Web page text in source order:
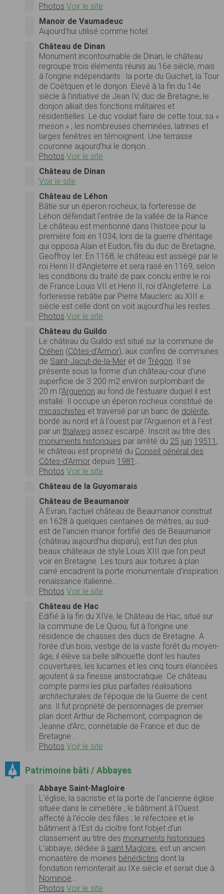
Photos Voir le site
Manoir de Vaumadeuc
Aujourd'hui utilisé comme hotel.
Château de Dinan
Monument incontournable de Dinan, le château
regroupe trois éléments réunis au 16e siècle, mais
à l’origine indépendants : la porte du Guichet, la Tour
de Coëtquen et le donjon. Elevé à la fin du 14e
siècle à l’initiative de Jean IV, duc de Bretagne, le
donjon alliait des fonctions militaires et
résidentielles. Le duc voulait faire de cette tour, sa «
meson » ; les nombreuses cheminées, latrines et
larges fenêtres en témoignent. Une terrasse
couronne aujourd’hui le donjon…
Photos Voir le site
Château de Dinan
Voir le site
Château de Léhon
Bâtie sur un éperon rocheux, la forteresse de
Léhon défendait l'entrée de la vallée de la Rance.
Le château est mentionné dans l'histoire pour la
première fois en 1034, lors de la guerre d'héritage
qui opposa Alain et Eudon, fils du duc de Bretagne,
Geoffroy Ier. En 1168, le château est assiégé par le
roi Henri II d'Angleterre et sera rasé en 1169, selon
les conditions du traité de paix conclu entre le roi
de France Louis VII et Henri II, roi d'Angleterre. La
forteresse rebâtie par Pierre Mauclerc au XIII e
siècle est celle dont on voit aujourd'hui les restes…
Photos Voir le site
Château du Guildo
Le château du Guildo est situé sur la commune de
Créhen (Côtes-d'Armor), aux confins de communes
de Saint-Jacut-de-la-Mer et de Trégon. Il se
présente sous la forme d'un château-cour d'une
superficie de 3 200 m2 environ surplombant de
20 m l'Arguenon au fond de l'estuaire duquel il est
installé. Il occupe un éperon rocheux constitué de
micaschistes et traversé par un banc de dolérite,
bordé au nord et à l'ouest par l'Arguenon et à l'est
par un thalweg assez escarpé. Inscrit au titre des
monuments historiques par arrêté du 25 juin 1951 1 ,
le château est propriété du Conseil général des
Côtes-d'Armor depuis 1981 …
Photos Voir le site
Château de la Guyomarais
Château de Beaumanoir
A Evran, l’actuel château de Beaumanoir construit
en 1628 à quelques centaines de mètres, au sud-
est de l’ancien manoir fortifié des de Beaumanoir
(château aujourd’hui disparu), est l’un des plus
beaux châteaux de style Louis XIII que l’on peut
voir en Bretagne. Les tours aux toitures à plan
carré encadrent la porte monumentale d’inspiration
renaissance italienne…
Photos Voir le site
Château de Hac
Edifié à la fin du XIVe, le Château de Hac, situé sur
la commune de Le Quiou, fut à l’origine une
résidence de chasses des ducs de Bretagne. A
l’orée d’un bois, vestige de la vaste forêt du moyen-
âge, il élève sa belle silhouette dont les hautes
couvertures, les lucarnes et les cinq tours élancées
ajoutent à sa finesse aristocratique. Ce château
compte parmi les plus parfaites réalisations
architecturales de l’époque de la Guerre de cent
ans. Il fut propriété de personnages de premier
plan dont Arthur de Richemont, compagnon de
Jeanne d’Arc, connétable de France et duc de
Bretagne...
Photos Voir le site
Patrimoine bâti / Abbayes
Abbaye Saint-Magloire
L'église, la sacristie et la porte de l'ancienne église
située dans le cimetière ; le bâtiment à l'Ouest
affecté à l’école des filles ; le réfectoire et le
bâtiment à l'Est du cloître font l’objet d’un
classement au titre des monuments historiques.
L'abbaye, dédiée à saint Magloire, est un ancien
monastère de moines bénédictins dont la
fondation remonterait au IXe siècle et serait due à
Nominoë…
Photos Voir le site